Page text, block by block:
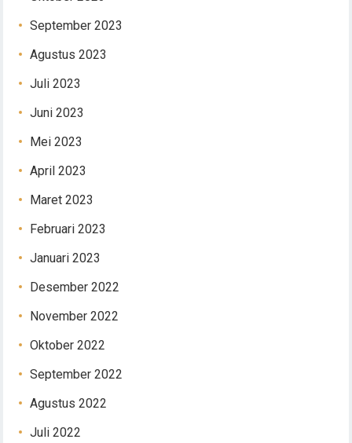
September 2023
Agustus 2023
Juli 2023
Juni 2023
Mei 2023
April 2023
Maret 2023
Februari 2023
Januari 2023
Desember 2022
November 2022
Oktober 2022
September 2022
Agustus 2022
Juli 2022